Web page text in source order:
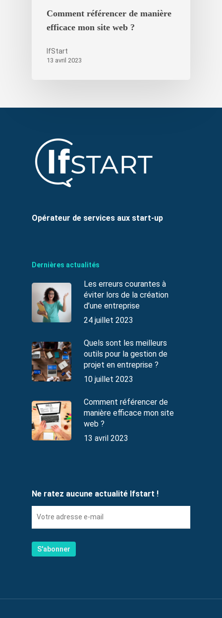
Comment référencer de manière
efficace mon site web ?
IfStart
13 avril 2023
Opérateur de services aux start-up
Dernières actualités
Les erreurs courantes à
éviter lors de la création
d’une entreprise
24 juillet 2023
Quels sont les meilleurs
outils pour la gestion de
projet en entreprise ?
10 juillet 2023
Comment référencer de
manière efficace mon site
web ?
13 avril 2023
Ne ratez aucune actualité Ifstart !